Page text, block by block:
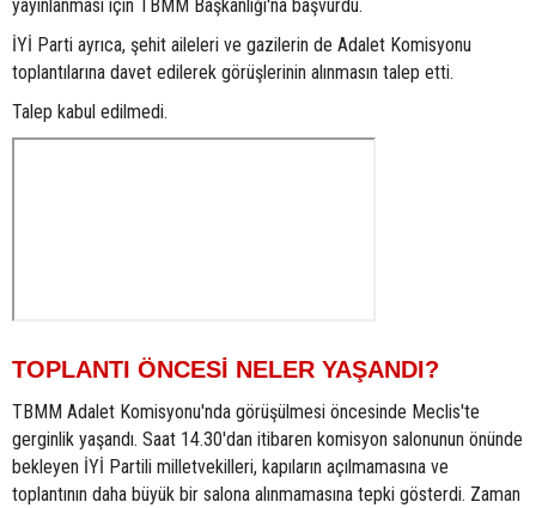
yayınlanması için TBMM Başkanlığı'na başvurdu.
İYİ Parti ayrıca, şehit aileleri ve gazilerin de Adalet Komisyonu
toplantılarına davet edilerek görüşlerinin alınmasın talep etti.
Talep kabul edilmedi.
TOPLANTI ÖNCESİ NELER YAŞANDI?
TBMM Adalet Komisyonu'nda görüşülmesi öncesinde Meclis'te
gerginlik yaşandı. Saat 14.30'dan itibaren komisyon salonunun önünde
bekleyen İYİ Partili milletvekilleri, kapıların açılmamasına ve
toplantının daha büyük bir salona alınmamasına tepki gösterdi. Zaman